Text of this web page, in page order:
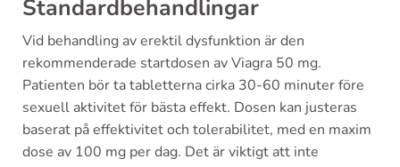
Standardbehandlingar
Vid behandling av erektil dysfunktion är den
rekommenderade startdosen av Viagra 50 mg.
Patienten bör ta tabletterna cirka 30-60 minuter före
sexuell aktivitet för bästa effekt. Dosen kan justeras
baserat på effektivitet och tolerabilitet, med en maxim
dose av 100 mg per dag. Det är viktigt att inte